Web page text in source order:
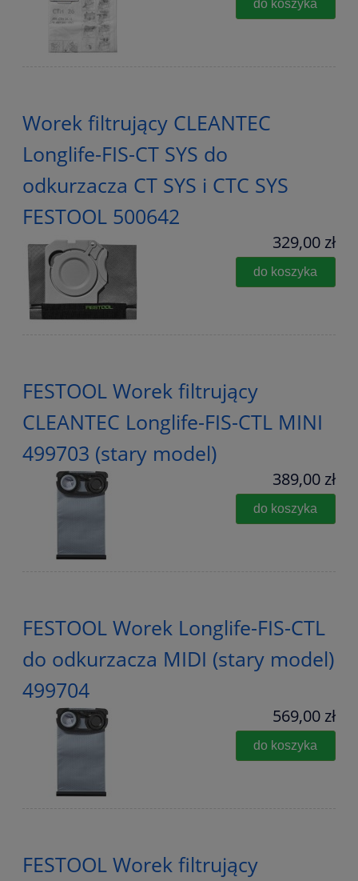
do koszyka
Worek filtrujący CLEANTEC
Longlife-FIS-CT SYS do
odkurzacza CT SYS i CTC SYS
FESTOOL 500642
329,00 zł
do koszyka
FESTOOL Worek filtrujący
CLEANTEC Longlife-FIS-CTL MINI
499703 (stary model)
389,00 zł
do koszyka
FESTOOL Worek Longlife-FIS-CTL
do odkurzacza MIDI (stary model)
499704
569,00 zł
do koszyka
FESTOOL Worek filtrujący